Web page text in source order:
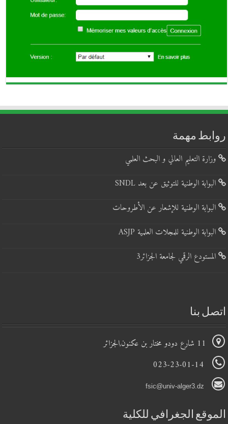
روابط مهمة
وزارة التعليم العالي و البحث العلمي
البوابة الوطنية للتوثيق عن بعد SNDL
البوابة الوطنية للإشعار عن الأطروحات
البوابة الوطنية للمجلات العلمية ASJP
المستودع الرقمي لجامعة الجزائر3
اتصل بنا
الموقع الجغرافي للكلية